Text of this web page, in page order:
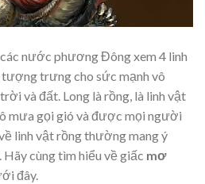
nước phương Đông xem 4 linh
tượng trưng cho sức mạnh vô
và đất. Long là rồng, là linh vật
mưa gọi gió và được mọi người
linh vật rồng thường mang ý
Hãy cùng tìm hiểu về giấc mơ
đây.